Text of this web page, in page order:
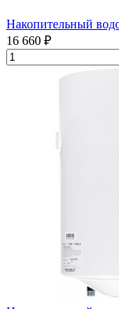
Накопительный
16 660 ₽